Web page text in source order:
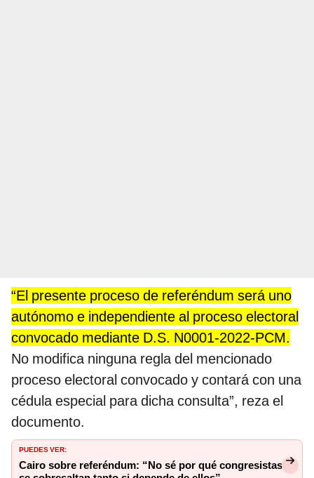
“El presente proceso de referéndum será uno
autónomo e independiente al proceso electoral
convocado mediante D.S. N0001-2022-PCM.
No modifica ninguna regla del mencionado
proceso electoral convocado y contará con una
cédula especial para dicha consulta”, reza el
documento.
PUEDES VER:
Cairo sobre referéndum: “No sé por qué congresistas